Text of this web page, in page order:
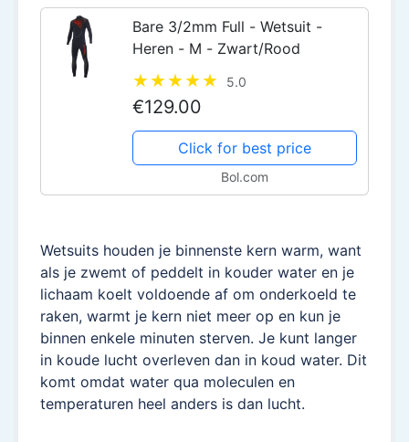
Bare 3/2mm Full - Wetsuit -
Heren - M - Zwart/Rood
5.0
€129.00
Click for best price
Bol.com
Wetsuits houden je binnenste kern warm, want
als je zwemt of peddelt in kouder water en je
lichaam koelt voldoende af om onderkoeld te
raken, warmt je kern niet meer op en kun je
binnen enkele minuten sterven. Je kunt langer
in koude lucht overleven dan in koud water. Dit
komt omdat water qua moleculen en
temperaturen heel anders is dan lucht.